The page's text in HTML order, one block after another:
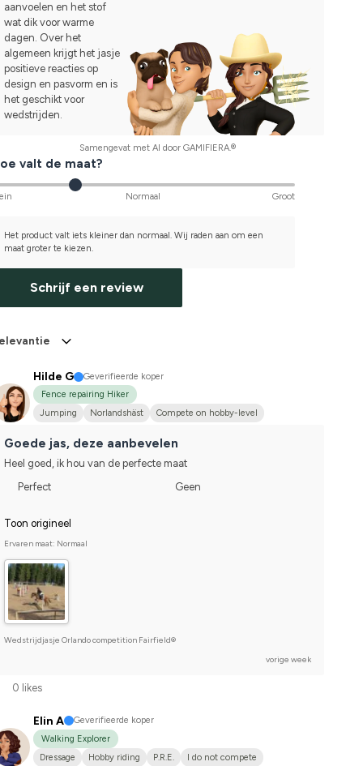
aanvoelen en het stof
wat dik voor warme
dagen. Over het
algemeen krijgt het jasje
positieve reacties op
design en pasvorm en is
het geschikt voor
wedstrijden.
Samengevat met AI door GAMIFIERA.®
valt de maat?
Normaal Groot
Het product valt iets kleiner dan normaal. Wij raden aan om een
maat groter te kiezen.
Schrijf een review
Hilde G
Geverifieerde koper
Fence repairing Hiker
Jumping
Norlandshäst Compete on hobby-level
Goede jas, deze aanbevelen
Heel goed, ik hou van de perfecte maat
Perfect
Geen
Toon origineel
Ervaren maat: Normaal
Wedstrijdjasje Orlando competition Fairfield®
vorige week
0 likes
Elin A
Geverifieerde koper
Walking Explorer
Dressage
Hobby riding P.R.E. I do not compete